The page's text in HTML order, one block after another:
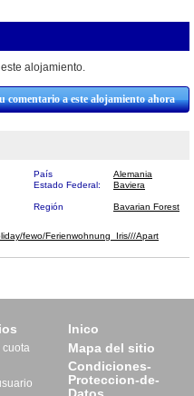
alojamiento.
comentario a este alojamiento ahora
País
Alemania
Estado Federal: Baviera
Región
Bavarian Forest
fewo/Ferienwohnung_Iris///Apart​
cuota
Inico
Mapa del sitio
Condiciones-
Proteccion-de-